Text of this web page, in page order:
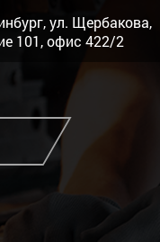
ул. Щербакова,
101, офис 422/2